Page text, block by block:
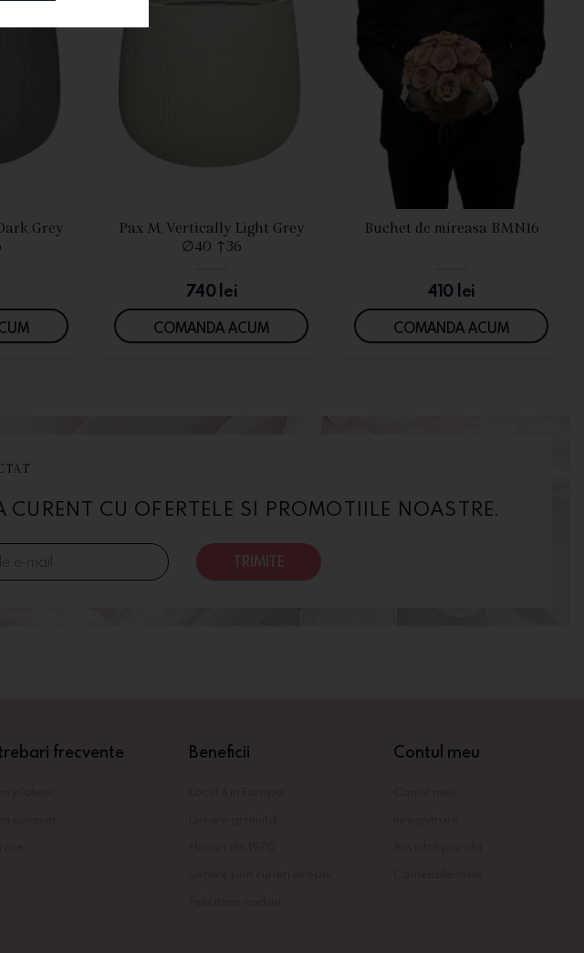
Grey
VEZI DETALII
Pax M, Vertically Light Grey
∅40 ↑36
740 lei
COMANDA ACUM
VEZI DETALII
Buchet de mireasa BMN16
410 lei
COMANDA ACUM
CU OFERTELE SI PROMOTIILE NOASTRE.
TRIMITE
frecvente Beneficii Contul meu